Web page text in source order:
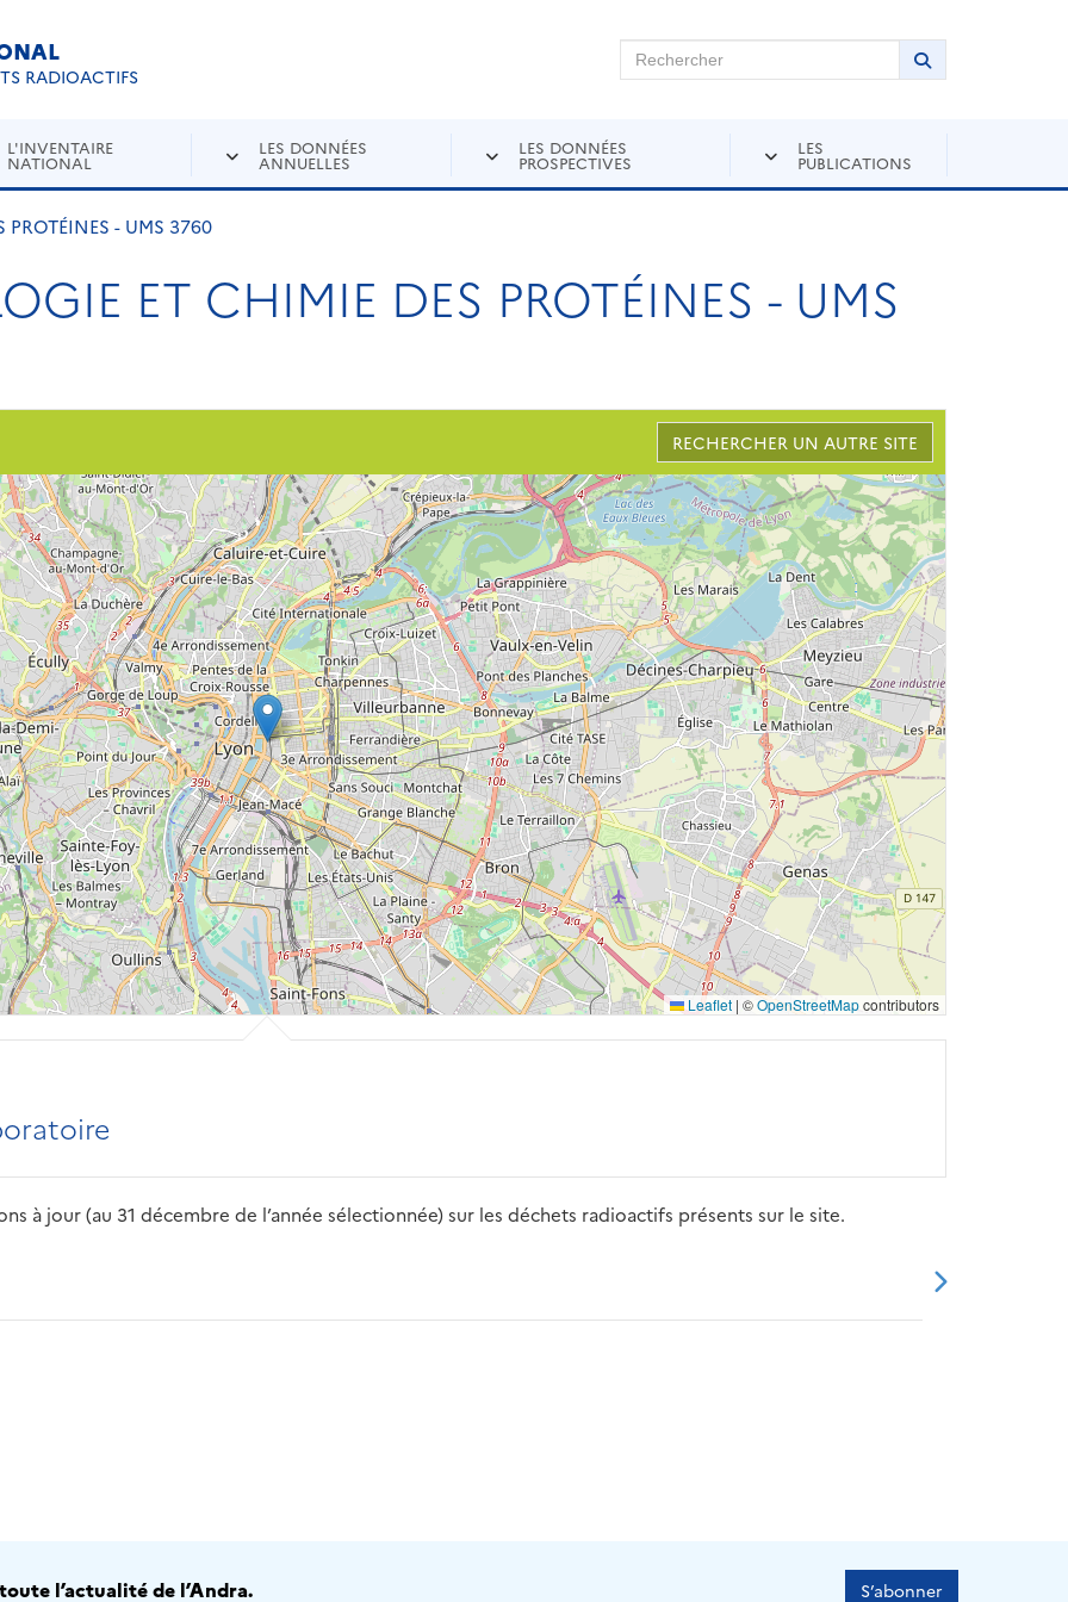
RADIOACTIFS
Rechercher sur Andra Inventaire Rechercher
Lancer la
L'INVENTAIRE
NATIONAL
LES DONNÉES
ANNUELLES
LES DONNÉES
PROSPECTIVES
LES
PUBLICATIONS
- UMS 3760
ET CHIMIE DES PROTÉINES - UMS
RECHERCHER UN AUTRE SITE
Leaflet | ©OpenStreetMapcontributors
à jour (au 31 décembre de l’année sélectionnée) sur les déchets radioactifs présents sur le site.
l’actualité de l’Andra. S’abonner